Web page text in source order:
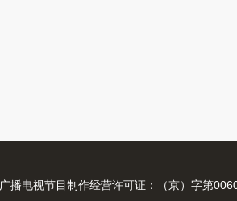
广播电视节目制作经营许可证：（京）字第